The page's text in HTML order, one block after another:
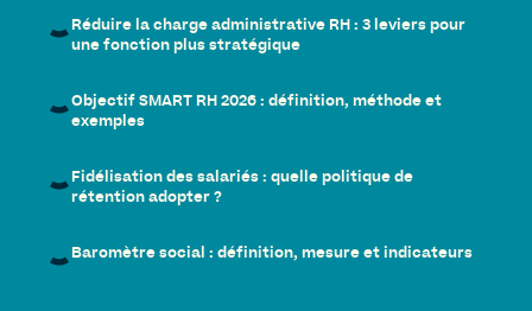
Réduire la charge administrative RH : 3 leviers pour
une fonction plus stratégique
Objectif SMART RH 2026 : définition, méthode et
exemples
Fidélisation des salariés : quelle politique de
rétention adopter ?
Baromètre social : définition, mesure et indicateurs